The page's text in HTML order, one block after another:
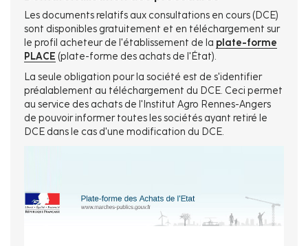
Les documents relatifs aux consultations en cours (DCE)
sont disponibles gratuitement et en téléchargement sur
le profil acheteur de l'établissement de la plate-forme
PLACE (plate-forme des achats de l'État).
La seule obligation pour la société est de s'identifier
préalablement au téléchargement du DCE. Ceci permet
au service des achats de l'Institut Agro Rennes-Angers
de pouvoir informer toutes les sociétés ayant retiré le
DCE dans le cas d'une modification du DCE.